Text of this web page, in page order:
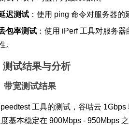
迟测试 ：使用 ping 命令对服务器
包率测试 ：使用 iPerf 工具对服务
。
测试结果与分析
带宽测试结果
工具的测试，谷咕云
基本稳定在 900Mbps - 950Mbps